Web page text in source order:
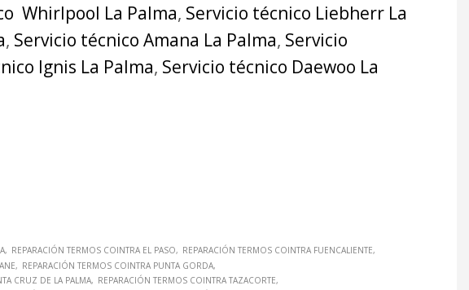
Whirlpool La Palma, Servicio técnico Liebherr La
, Servicio técnico Amana La Palma, Servicio
Ignis La Palma, Servicio técnico Daewoo La
REPARACIÓN TERMOS COINTRA EL PASO
REPARACIÓN TERMOS COINTRA FUENCALIENTE
REPARACIÓN TERMOS COINTRA PUNTA GORDA
CRUZ DE LA PALMA
REPARACIÓN TERMOS COINTRA TAZACORTE